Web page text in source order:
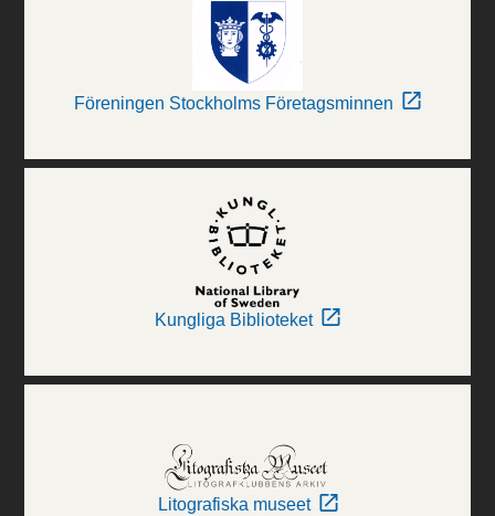
Föreningen Stockholms Företagsminnen
Kungliga Biblioteket
Litografiska museet